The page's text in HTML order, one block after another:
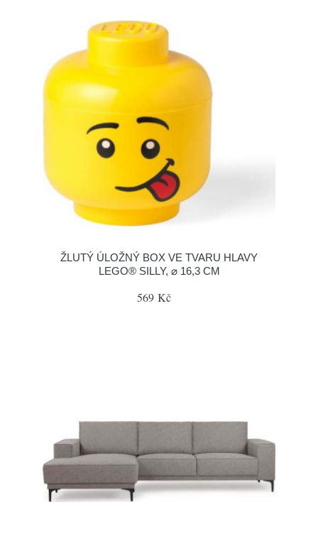
ŽLUTÝ ÚLOŽNÝ BOX VE TVARU HLAVY
LEGO® SILLY, ⌀ 16,3 CM
569 Kč